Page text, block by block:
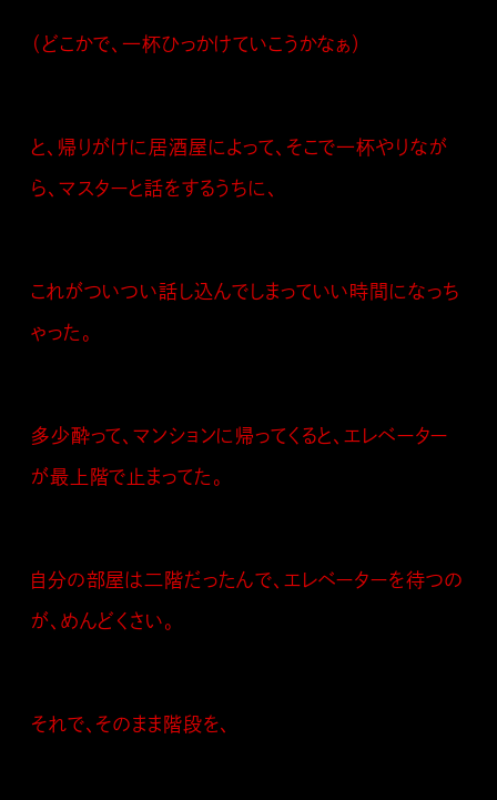
（どこかで、一杯ひっかけていこうかなぁ）
と、帰りがけに居酒屋によって、そこで一杯やりなが
ら、マスターと話をするうちに、
これがついつい話し込んでしまっていい時間になっち
ゃった。
多少酔って、マンションに帰ってくると、エレベーター
が最上階で止まってた。
自分の部屋は二階だったんで、エレベーターを待つの
が、めんどくさい。
それで、そのまま階段を、